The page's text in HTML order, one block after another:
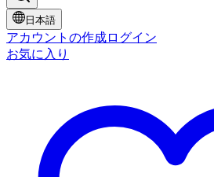
日本語
アカウントの作成ログイン
お気に入り